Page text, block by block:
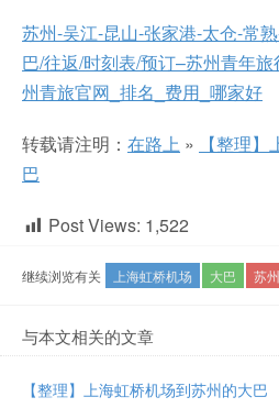
苏州-吴江-昆山-张家港-太仓-常
巴/往返/时刻表/预订–苏州青年
州青旅官网_排名_费用_哪家好
转载请注明： 在路上 »
【整理
巴
Post Views: 1,522
继续浏览有关 上海虹桥机场 大巴 苏州
与本文相关的文章
【整理】上海虹桥机场到苏州的大巴